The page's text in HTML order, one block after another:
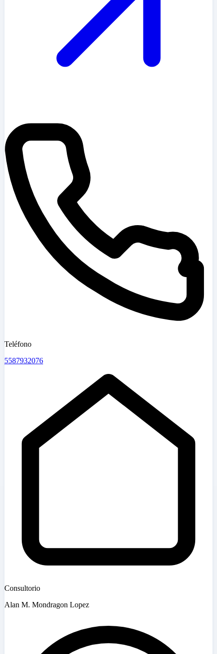
Teléfono
5587932076
Consultorio
Alan M. Mondragon Lopez